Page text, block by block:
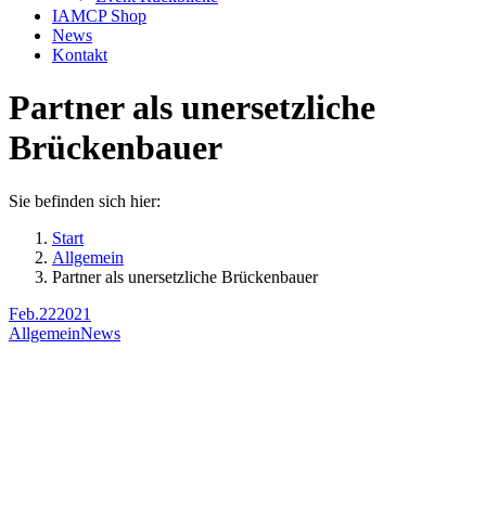
IAMCP Shop
News
Kontakt
Partner als unersetzliche
Brückenbauer
Sie befinden sich hier:
Start
Allgemein
Partner als unersetzliche Brückenbauer
Feb.222021
AllgemeinNews